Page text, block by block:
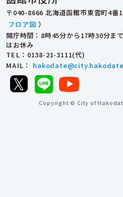
〒040-8666 北海道函館市東雲町4番
フロア図 ）
開庁時間：8時45分から17時30分
はお休み
TEL ：0138-21-3111(代)
MAIL ：
Copyright © City of